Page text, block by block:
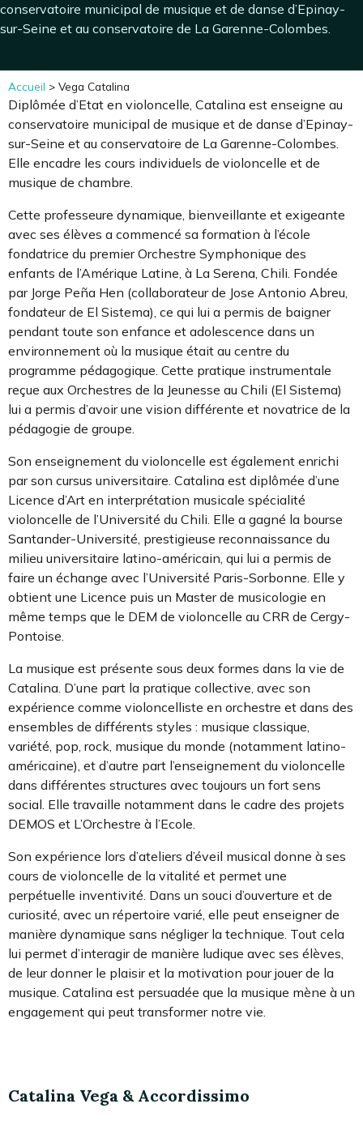
conservatoire municipal de musique et de danse d’Epinay-
sur-Seine et au conservatoire de La Garenne-Colombes.
Accueil > Vega Catalina
Diplômée d’Etat en violoncelle, Catalina est enseigne au
conservatoire municipal de musique et de danse d’Epinay-
sur-Seine et au conservatoire de La Garenne-Colombes.
Elle encadre les cours individuels de violoncelle et de
musique de chambre.
Cette professeure dynamique, bienveillante et exigeante
avec ses élèves a commencé sa formation à l’école
fondatrice du premier Orchestre Symphonique des
enfants de l’Amérique Latine, à La Serena, Chili. Fondée
par Jorge Peña Hen (collaborateur de Jose Antonio Abreu,
fondateur de El Sistema), ce qui lui a permis de baigner
pendant toute son enfance et adolescence dans un
environnement où la musique était au centre du
programme pédagogique. Cette pratique instrumentale
reçue aux Orchestres de la Jeunesse au Chili (El Sistema)
lui a permis d’avoir une vision différente et novatrice de la
pédagogie de groupe.
Son enseignement du violoncelle est également enrichi
par son cursus universitaire. Catalina est diplômée d’une
Licence d’Art en interprétation musicale spécialité
violoncelle de l’Université du Chili. Elle a gagné la bourse
Santander-Université, prestigieuse reconnaissance du
milieu universitaire latino-américain, qui lui a permis de
faire un échange avec l’Université Paris-Sorbonne. Elle y
obtient une Licence puis un Master de musicologie en
même temps que le DEM de violoncelle au CRR de Cergy-
Pontoise.
La musique est présente sous deux formes dans la vie de
Catalina. D’une part la pratique collective, avec son
expérience comme violoncelliste en orchestre et dans des
ensembles de différents styles : musique classique,
variété, pop, rock, musique du monde (notamment latino-
américaine), et d’autre part l’enseignement du violoncelle
dans différentes structures avec toujours un fort sens
social. Elle travaille notamment dans le cadre des projets
DEMOS et L’Orchestre à l’Ecole.
Son expérience lors d’ateliers d’éveil musical donne à ses
cours de violoncelle de la vitalité et permet une
perpétuelle inventivité. Dans un souci d’ouverture et de
curiosité, avec un répertoire varié, elle peut enseigner de
manière dynamique sans négliger la technique. Tout cela
lui permet d’interagir de manière ludique avec ses élèves,
de leur donner le plaisir et la motivation pour jouer de la
musique. Catalina est persuadée que la musique mène à un
engagement qui peut transformer notre vie.
Catalina Vega & Accordissimo